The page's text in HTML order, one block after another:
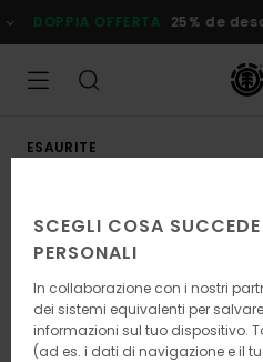
alle
informazioni
prodotto
DOPPIA OFFERTA 25% de
ESAURITE
SCEGLI COSA
PERSONALI
In collaborazione con i nostri
dei sistemi equivalenti per
informazioni sul tuo dispositivo.
(ad es. i dati di navigazione e il